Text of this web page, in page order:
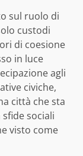
sul ruolo di
custodi
di coesione
in luce
agli
civiche,
città che sta
sociali
visto come